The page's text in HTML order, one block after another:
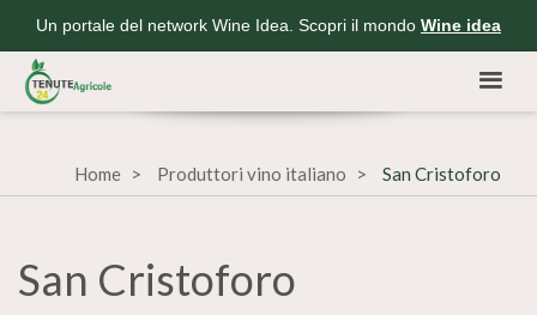
Un portale del network Wine Idea. Scopri il mondo Wine idea
Home Produttori vino italiano San Cristoforo
San Cristoforo